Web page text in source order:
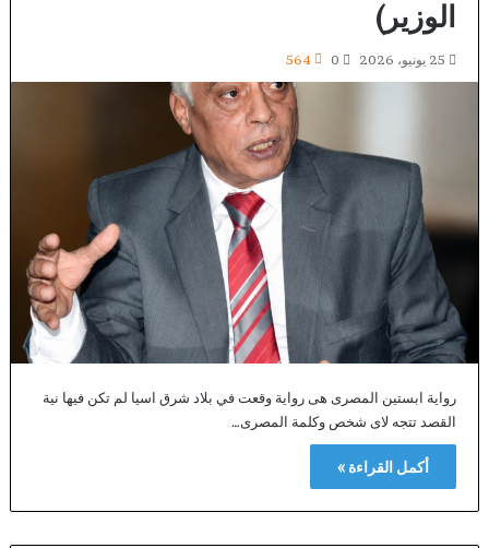
الوزير)
25 يونيو، 2026 0
564
رواية ابستين المصرى هى رواية وقعت في بلاد شرق اسيا لم تكن فيها نية
القصد تتجه لاى شخص وكلمة المصرى…
أكمل القراءة »